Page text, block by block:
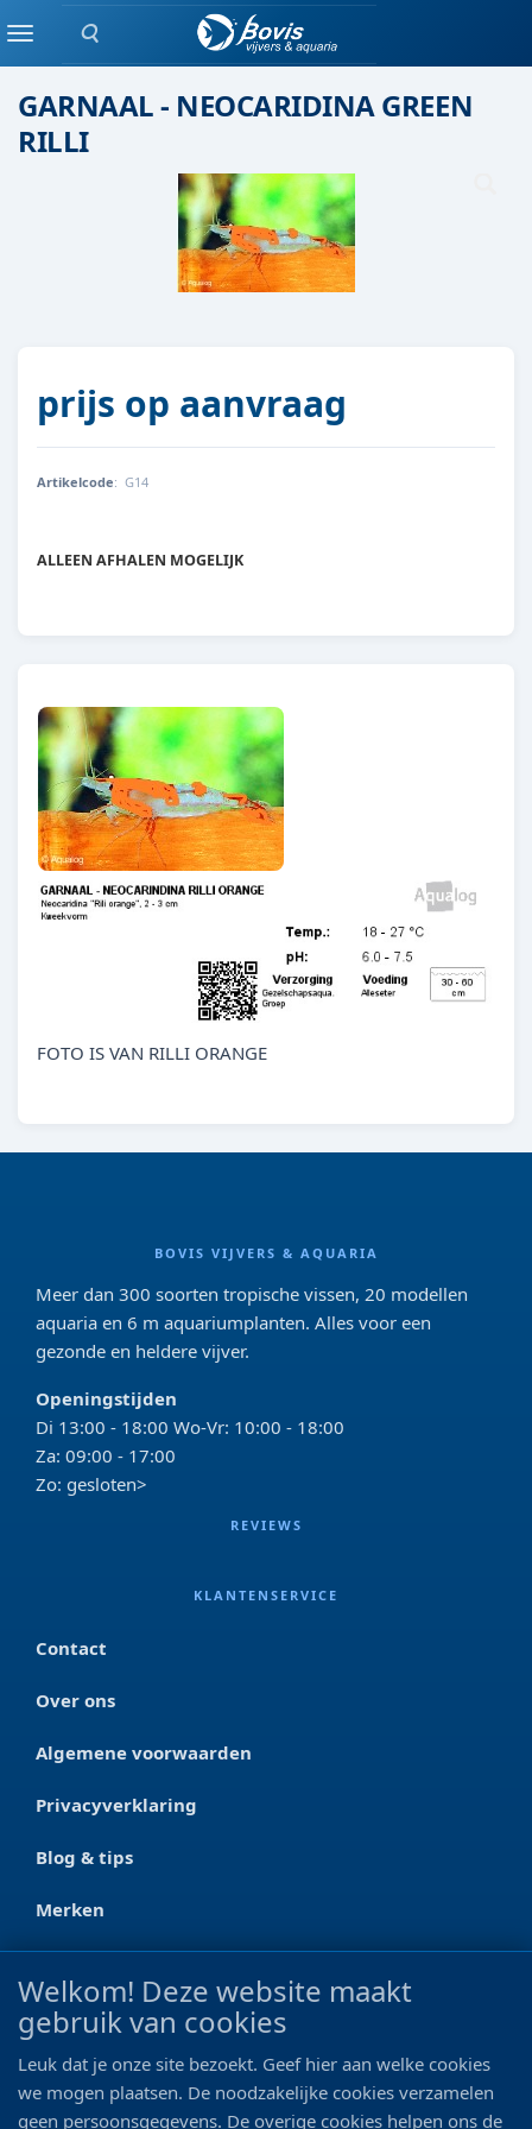
Zoeken
MenuGarnaal / kreeft /slak
GARNAAL - NEOCARIDINA GREEN
RILLI
prijs op aanvraag
Artikelcode: G14
G14
ALLEEN AFHALEN MOGELIJK
FOTO IS VAN RILLI ORANGE
BOVIS VIJVERS & AQUARIA
Meer dan 300 soorten tropische vissen, 20 modellen
aquaria en 6 m aquariumplanten. Alles voor een
gezonde en heldere vijver.
Openingstijden
Di 13:00 - 18:00 Wo-Vr: 10:00 - 18:00
Za: 09:00 - 17:00
Zo: gesloten>
REVIEWS
KLANTENSERVICE
Contact
Over ons
Algemene voorwaarden
Privacyverklaring
Blog & tips
Merken
CONTACT
Ootmarsumseweg 125a
0546 - 622 990
Welkom! Deze website maakt
gebruik van cookies
Leuk dat je onze site bezoekt. Geef hier aan welke cookies
we mogen plaatsen. De noodzakelijke cookies verzamelen
geen persoonsgegevens. De overige cookies helpen ons de